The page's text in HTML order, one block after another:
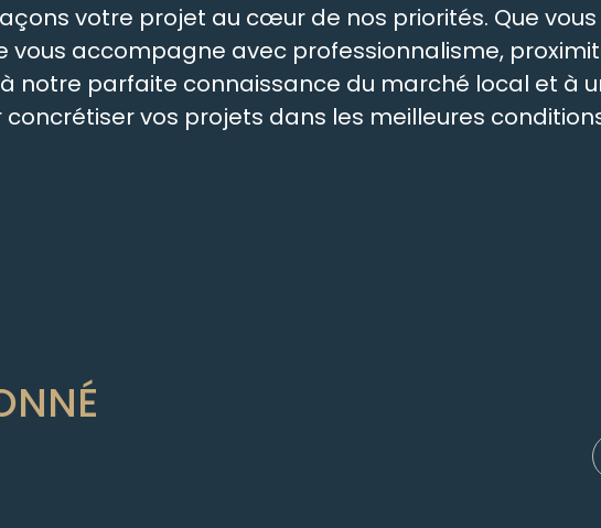
votre projet au cœur de nos priorités. Que
vous accompagne avec professionnalisme,
notre parfaite connaissance du marché local et à
vos projets dans les meilleures